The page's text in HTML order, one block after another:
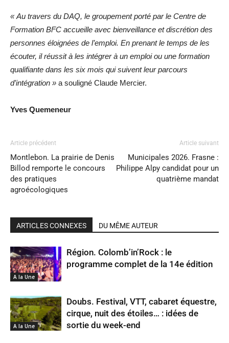
« Au travers du DAQ, le groupement porté par le Centre de
Formation BFC accueille avec bienveillance et discrétion des
personnes éloignées de l’emploi. En prenant le temps de les
écouter, il réussit à les intégrer à un emploi ou une formation
qualifiante dans les six mois qui suivent leur parcours
d’intégration » a souligné Claude Mercier.
Yves Quemeneur
Article précédent
Montlebon. La prairie de Denis
Billod remporte le concours
des pratiques
agroécologiques
Article suivant
Municipales 2026. Frasne :
Philippe Alpy candidat pour un
quatrième mandat
ARTICLES CONNEXES DU MÊME AUTEUR
A la Une
Région. Colomb’in’Rock : le
programme complet de la 14e édition
A la Une
Doubs. Festival, VTT, cabaret équestre,
cirque, nuit des étoiles… : idées de
sortie du week-end